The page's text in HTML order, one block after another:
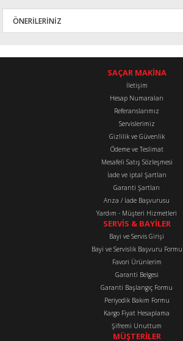
ÖNERİLERİNİZ
konularda yetersiz gördüğünüz noktaları
Görüş ve önerileriniz için teşekkür ederiz.
Ürün resmi kalitesiz, bozuk veya
Ürün bilgilerinde hatalar bulunuyor.
Ürün fiyatı diğer sitelerden daha pahalı.
Bu ürüne benzer farklı alternatifler olmalı.
Gönder
SAÇAR MAKİNA
İletişim
Hesap Numaraları
Referanslarımız
Servislerimiz
Gizlilik ve Güvenlik
Ödeme ve Teslimat
Mesafeli Satış Sözleşmesi
İade ve iptal Şartları
Garanti Şartları
Arıza / İade Başvurusu
Yardım - Müşteri Hizmetleri
SERVİS & BAYİLER
Bayi ve Servis Girişi
Bayi ve Servislik Başvuru Formu
Favori Ürünlerim
Garanti Belgesi
Garanti Başlangıç Formu
Periyodik Bakım Formu
Kargo Fiyat Hesaplama
Şifremi Unuttum
MÜŞTERİLER